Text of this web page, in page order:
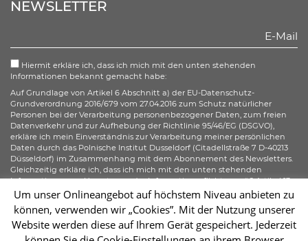
NEWSLETTER
Hiermit erkläre ich, dass ich mich mit den unten stehenden
Informationen bekannt gemacht habe:
Auf Grundlage von Artikel 6 Abschnitt a) der EU-Datenschutz-
Grundverordnung 2016/679 vom 27.04.2016 zum Schutz natürlicher
Personen bei der Verarbeitung personenbezogener Daten, zum freien
Datenverkehr und zur Aufhebung der Richtlinie 95/46/EG (DSGVO),
erkläre ich mein Einverständnis zur Verarbeitung meiner persönlichen
Daten durch das Polnische Institut Dusseldorf (Citadellstraße 7 D-40213
Düsseldorf) im Zusammenhang mit dem Abonnement des Newsletters.
Gleichzeitig erkläre ich, dass ich mich mit den unten stehenden
Informationen zur Umsetzung der Informationspflicht gemäß Artikel 13
der DSGVO bezüglich der Verarbeitung meiner personenbezogenen
Daten bekannt gemacht habe und ich mir meiner gemäß der Artikel 15–
20 der DSGVO zustehenden Rechte bewusst bin.
Um unser Onlineangebot auf höchstem Niveau anbieten zu
können, verwenden wir „Cookies”. Mit der Nutzung unserer
Website werden diese auf Ihrem Gerät gespeichert. Jederzeit